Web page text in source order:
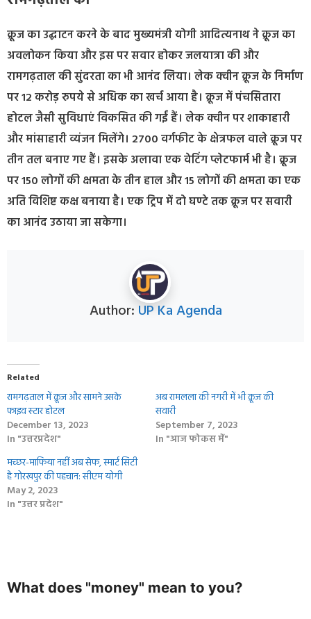
क्रूज का उद्घाटन करने के बाद मुख्यमंत्री योगी आदित्यनाथ ने क्रूज का
अवलोकन किया और इस पर सवार होकर जलयात्रा की और
रामगढ़ताल की सुंदरता का भी आनंद लिया। लेक क्वीन क्रूज के निर्माण
पर 12 करोड़ रुपये से अधिक का खर्च आया है। क्रूज में पंचसितारा
होटल जैसी सुविधाएं विकसित की गईं हैं। लेक क्वीन पर शाकाहारी
और मांसाहारी व्यंजन मिलेंगे। 2700 वर्गफीट के क्षेत्रफल वाले क्रूज पर
तीन तल बनाए गए हैं। इसके अलावा एक वेटिंग प्लेटफार्म भी है। क्रूज
पर 150 लोगों की क्षमता के तीन हाल और 15 लोगों की क्षमता का एक
अति विशिष्ट कक्ष बनाया है। एक ट्रिप में दो घण्टे तक क्रूज पर सवारी
का आनंद उठाया जा सकेगा।
Author: UP Ka Agenda
Related
रामगढ़ताल में क्रूज और सामने उसके
फाइव स्‍टार होटल
December 13, 2023
In "उत्तरप्रदेश"
अब रामलला की नगरी में भी क्रूज की
सवारी
September 7, 2023
In "आज फोकस में"
मच्छर-माफिया नहीं अब सेफ, स्मार्ट सिटी
है गोरखपुर की पहचान: सीएम योगी
May 2, 2023
In "उत्तर प्रदेश"
What does "money" mean to you?